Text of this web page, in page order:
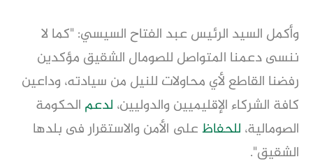
وأكمل السيد الرئيس عبد الفتاح السيسي: "كما لا
ننسى دعمنا المتواصل للصومال الشقيق مؤكدين
رفضنا القاطع لأي محاولات للنيل من سيادته، وداعين
كافة الشركاء الإقليميين والدوليين، لدعم الحكومة
الصومالية، للحفاظعلى الأمن والاستقرار فى بلدها
الشقيق".